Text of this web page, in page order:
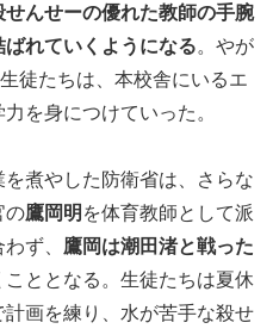
せんせーの優れた教師の手腕
れていくようになる。やが
徒たちは、本校舎にいるエ
を身につけていった。
煮やした防衛省は、さらな
の鷹岡明 を体育教師として派
ず、 鷹岡は潮田渚と戦った
こととなる。生徒たちは夏休
画を練り、水が苦手な殺せ